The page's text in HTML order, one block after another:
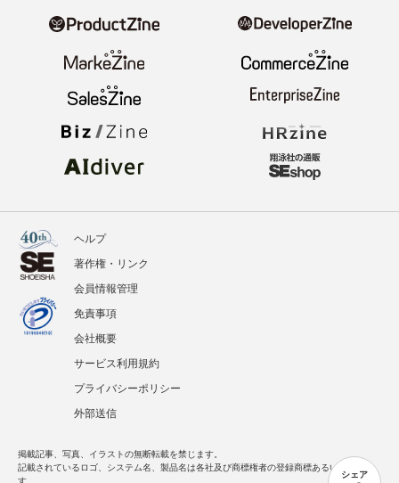
シェア
ヘルプ
著作権・リンク
会員情報管理
免責事項
会社概要
サービス利用規約
プライバシーポリシー
外部送信
掲載記事、写真、イラストの無断転載を禁じます。
記載されているロゴ、システム名、製品名は各社及び商標権者の登録商標あるいは商標で
す。